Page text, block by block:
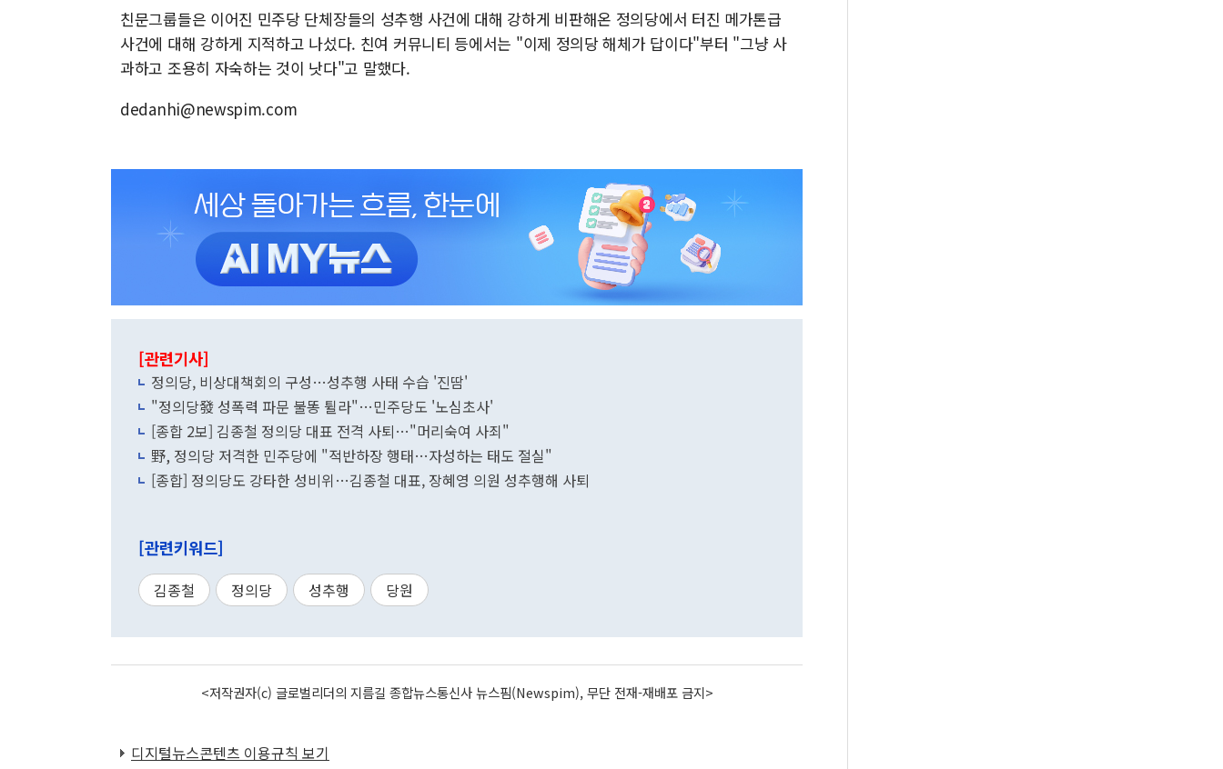
친문그룹들은 이어진 민주당 단체장들의 성추행 사건에 대해 강하게 비판해온 정의당에서 터진 메가톤급
사건에 대해 강하게 지적하고 나섰다. 친여 커뮤니티 등에서는 "이제 정의당 해체가 답이다"부터 "그냥 사
과하고 조용히 자숙하는 것이 낫다"고 말했다.
dedanhi@newspim.com
[관련기사]
정의당, 비상대책회의 구성…성추행 사태 수습 '진땀'
"정의당發 성폭력 파문 불똥 튈라"…민주당도 '노심초사'
[종합 2보] 김종철 정의당 대표 전격 사퇴…"머리숙여 사죄"
野, 정의당 저격한 민주당에 "적반하장 행태…자성하는 태도 절실"
[종합] 정의당도 강타한 성비위…김종철 대표, 장혜영 의원 성추행해 사퇴
[관련키워드]
김종철 정의당 성추행 당원
<저작권자(c) 글로벌리더의 지름길 종합뉴스통신사 뉴스핌(Newspim), 무단 전재-재배포 금지>
디지털뉴스콘텐츠 이용규칙 보기